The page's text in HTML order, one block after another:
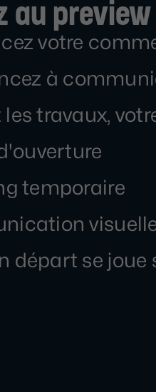
au
votre
à
travaux,
temporaire
départ se